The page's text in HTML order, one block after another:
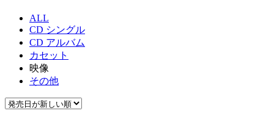
ALL
CD シングル
CD アルバム
カセット
映像
その他